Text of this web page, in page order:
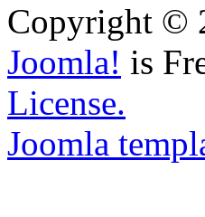
Copyright ©
Joomla! is
License.
Joomla